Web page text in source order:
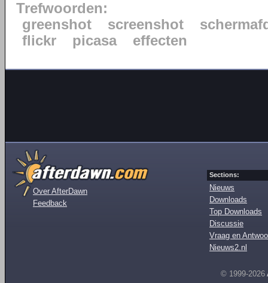
Trefwoorden:
greenshot
screenshot
flickr
picasa effecten
Over AfterDawn
Feedback
Sections:
Nieuws
Downloads
Top Downloads
Discussie
Vraag en
Nieuws2.nl
© 1999-2026